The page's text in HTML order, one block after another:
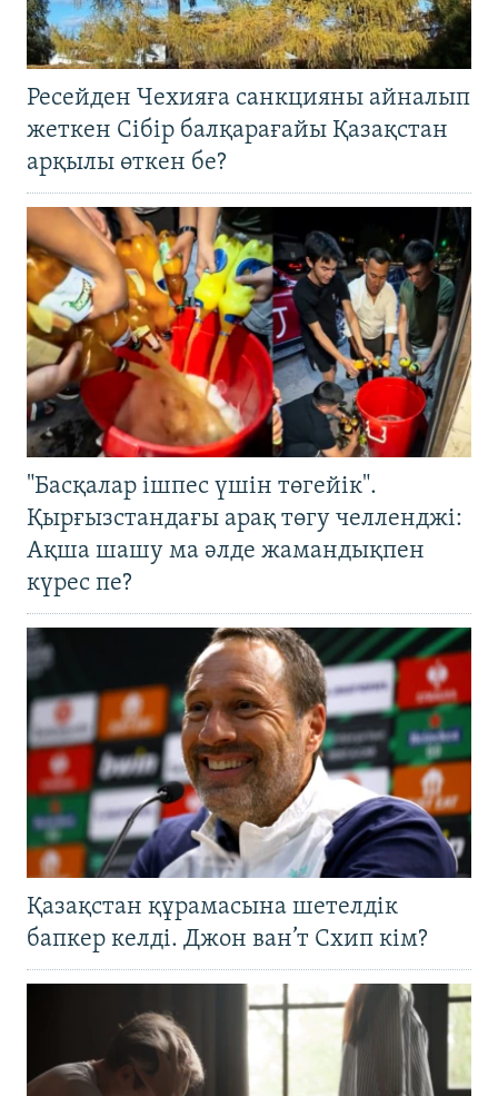
Ресейден Чехияға санкцияны айналып
жеткен Сібір балқарағайы Қазақстан
арқылы өткен бе?
"Басқалар ішпес үшін төгейік".
Қырғызстандағы арақ төгу челленджі:
Ақша шашу ма әлде жамандықпен
күрес пе?
Қазақстан құрамасына шетелдік
бапкер келді. Джон ван’т Схип кім?